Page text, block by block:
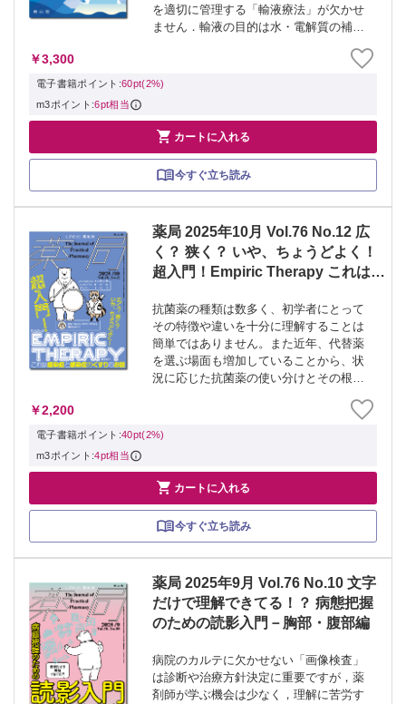
を適切に管理する「輸液療法」が欠かせ
ません．輸液の目的は水・電解質の補給
たります．またほとんどの製剤が透明の
液体で，外観も類似したものが多くあり
￥3,300
電子書籍ポイント:60pt(2%)
m3ポイント:6pt相当
 カートに入れる
今すぐ立ち読み
薬局 2025年10月 Vol.76 No.12 広
く？ 狭く？ いや、ちょうどよく！
超入門！Empiric Therapy これは感
抗菌薬の種類は数多く、初学者にとって
その特徴や違いを十分に理解することは
簡単ではありません。また近年、代替薬
を選ぶ場面も増加していることから、状
況に応じた抗菌薬の使い分けとその根拠
かせません。そこで本特集では、原因菌
判明前の抗菌薬治療であるエンピリック
￥2,200
電子書籍ポイント:40pt(2%)
m3ポイント:4pt相当
 カートに入れる
今すぐ立ち読み
薬局 2025年9月 Vol.76 No.10 文字
だけで理解できてる！？ 病態把握
のための読影入門－胸部・腹部編
病院のカルテに欠かせない「画像検査」
は診断や治療方針決定に重要ですが，薬
剤師が学ぶ機会は少なく，理解に苦労す